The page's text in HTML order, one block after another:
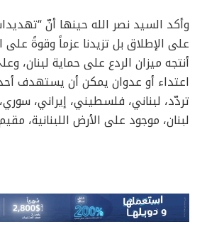
وأكد السيد نصر الله حينها أنّ
على الإطلاق بل تزيدنا عزماً وقوةً
أنتجه ميزان الردع على حماية لبنان،
اعتداء أو عدوان يمكن أن يستهدف
تردّد، لبناني، فلسطيني، إيراني،
لبنان، موجود على الأرض اللبنانية،